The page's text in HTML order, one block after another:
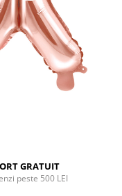
GRATUIT
peste 500 LEI